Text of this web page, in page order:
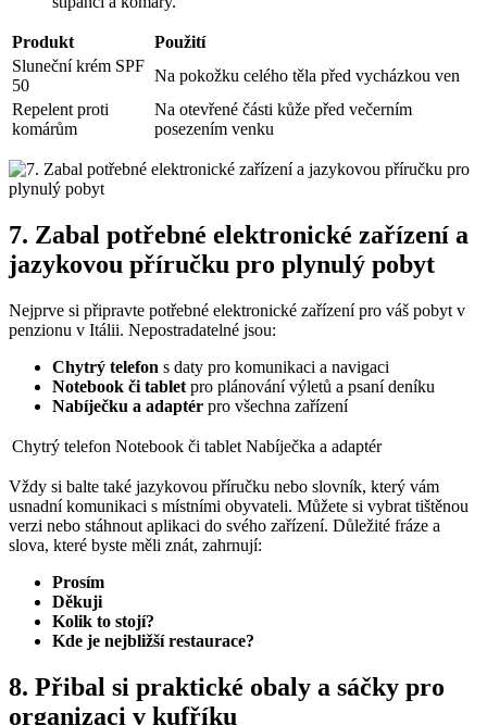
Produkt
Použití
Sluneční krém SPF
50
Na pokožku celého těla před vycházkou ven
Repelent proti
komárům
Na otevřené části kůže před večerním
posezením venku
7. Zabal potřebné elektronické zařízení a
jazykovou příručku pro plynulý pobyt
Nejprve si připravte potřebné elektronické zařízení pro váš pobyt v
penzionu v Itálii. Nepostradatelné jsou:
Chytrý telefon s daty pro komunikaci a navigaci
Notebook či tablet pro plánování výletů a psaní deníku
Nabíječku a adaptér pro všechna zařízení
Chytrý telefon Notebook či tablet Nabíječka a adaptér
Vždy si balte také jazykovou příručku nebo slovník, který vám
usnadní komunikaci s místními obyvateli. Můžete si vybrat tištěnou
verzi nebo stáhnout aplikaci do svého zařízení. Důležité fráze a
slova, které byste měli znát, zahrnují:
Prosím
Děkuji
Kolik to stojí?
Kde je nejbližší restaurace?
8. Přibal si praktické obaly a sáčky pro
organizaci v kufříku